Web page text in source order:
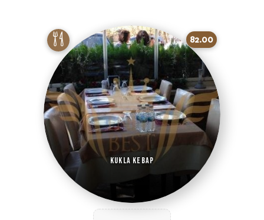
82.00
Kukla Kebap